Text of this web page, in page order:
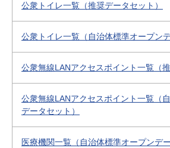
公衆トイレ一覧（推奨データセット）
公衆トイレ一覧（自治体標準オープン
公衆無線LANアクセスポイント一覧（
公衆無線LANアクセスポイント一覧（
データセット）
医療機関一覧（自治体標準オープンデ